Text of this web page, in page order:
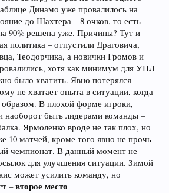
Динамо уже провалилось на
до Шахтера – 8 очков, то есть
90% решена уже. Причины? Тут и
политика – отпустили Драговича,
Теодорчика, а новички Громов и
хотя как минимум для УПЛ
было хватить. Явно потерялся
не хватает опыта в ситуации, когда
В плохой форме игроки,
наоборот быть лидерами команды –
Ярмоленко вроде не так плох, но
10 матчей, кроме того явно не прочь
чемпионат. В данный момент не
для улучшения ситуации. Зимой
может усилить команду, но
–второе место